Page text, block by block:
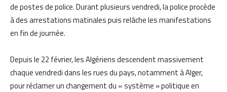
de postes de police. Durant plusieurs vendredi, la police procède
à des arrestations matinales puis relâche les manifestations
en fin de journée.
Depuis le 22 février, les Algériens descendent massivement
chaque vendredi dans les rues du pays, notamment à Alger,
pour réclamer un changement du « système » politique en